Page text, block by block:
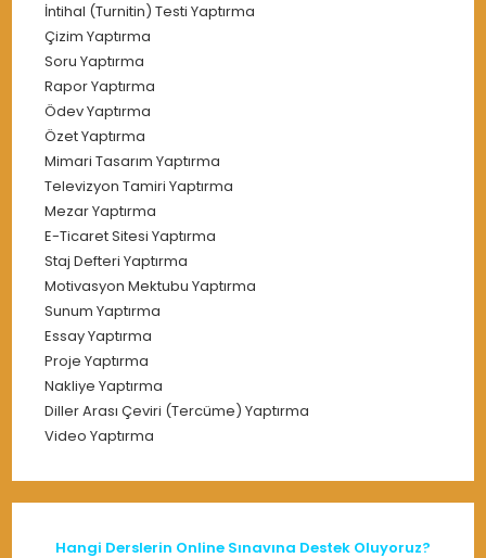
İntihal (Turnitin) Testi Yaptırma
Çizim Yaptırma
Soru Yaptırma
Rapor Yaptırma
Ödev Yaptırma
Özet Yaptırma
Mimari Tasarım Yaptırma
Televizyon Tamiri Yaptırma
Mezar Yaptırma
E-Ticaret Sitesi Yaptırma
Staj Defteri Yaptırma
Motivasyon Mektubu Yaptırma
Sunum Yaptırma
Essay Yaptırma
Proje Yaptırma
Nakliye Yaptırma
Diller Arası Çeviri (Tercüme) Yaptırma
Video Yaptırma
Hangi Derslerin Online Sınavına Destek Oluyoruz?